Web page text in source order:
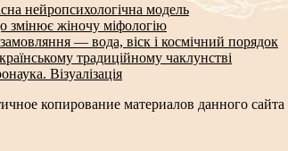
нейропсихологічна модель
змінює жіночу міфологію
замовляння — вода, віск і космічний порядок
традиційному чаклунстві
Візуалізація
копирование материалов данного